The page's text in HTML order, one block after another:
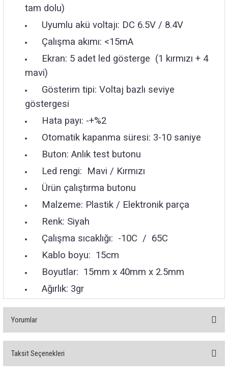
tam dolu)
Uyumlu akü voltajı: DC 6.5V / 8.4V
Çalışma akımı: <15mA
Ekran: 5 adet led gösterge (1 kırmızı + 4
mavi)
Gösterim tipi: Voltaj bazlı seviye
göstergesi
Hata payı: -+%2
Otomatik kapanma süresi: 3-10 saniye
Buton: Anlık test butonu
Led rengi: Mavi / Kırmızı
Ürün çalıştırma butonu
Malzeme: Plastik / Elektronik parça
Renk: Siyah
Çalışma sıcaklığı: -10C / 65C
Kablo boyu: 15cm
Boyutlar: 15mm x 40mm x 2.5mm
Ağırlık: 3gr
Yorumlar
Taksit Seçenekleri